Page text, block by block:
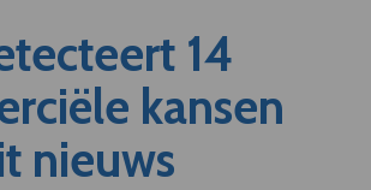
14
kansen
nieuws